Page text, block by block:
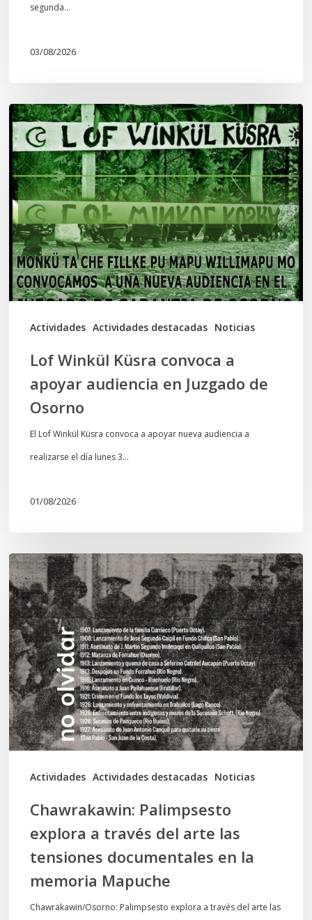
segunda…
03/08/2026
Actividades Actividades destacadas Noticias
Lof
Winkül
Küsra
convoca
a
apoyar
audiencia
en
Juzgado
Lof Winkül Küsra convoca a
apoyar audiencia en Juzgado de
Osorno
El Lof Winkül Küsra convoca a apoyar nueva audiencia a
realizarse el día lunes 3…
01/08/2026
Actividades Actividades destacadas Noticias
Chawrakawin:
Palimpsesto
explora
a
través
del
arte
las
tensiones
documentales
memoria
Mapuche
Chawrakawin: Palimpsesto
explora a través del arte las
tensiones documentales en la
memoria Mapuche
Chawrakawin/Osorno: Palimpsesto explora a través del arte las